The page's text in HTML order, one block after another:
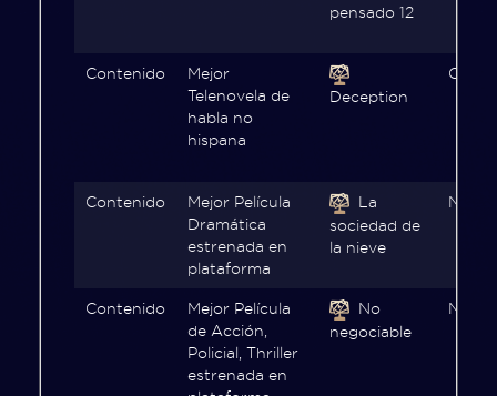
pensado 12
Contenido
Mejor
Telenovela de
habla no
hispana
Deception
Contenido
Mejor Película
Dramática
estrenada en
plataforma
La
sociedad de
la nieve
Contenido
Mejor Película
de Acción,
Policial, Thriller
estrenada en
No
negociable